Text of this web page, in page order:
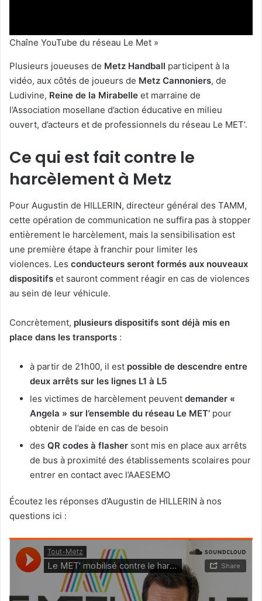
Chaîne YouTube du réseau Le Met »
Plusieurs joueuses de Metz Handball participent à la
vidéo, aux côtés de joueurs de Metz Cannoniers, de
Ludivine, Reine de la Mirabelle et marraine de
l’Association mosellane d’action éducative en milieu
ouvert, d’acteurs et de professionnels du réseau Le MET’.
Ce qui est fait contre le
harcèlement à Metz
Pour Augustin de HILLERIN, directeur général des TAMM,
cette opération de communication ne suffira pas à stopper
entièrement le harcèlement, mais la sensibilisation est
une première étape à franchir pour limiter les
violences. Les conducteurs seront formés aux nouveaux
dispositifs et sauront comment réagir en cas de violences
au sein de leur véhicule.
Concrètement, plusieurs dispositifs sont déjà mis en
place dans les transports :
à partir de 21h00, il est possible de descendre entre
deux arrêts sur les lignes L1 à L5
les victimes de harcèlement peuvent demander «
Angela » sur l’ensemble du réseau Le MET’ pour
obtenir de l’aide en cas de besoin
des QR codes à flasher sont mis en place aux arrêts
de bus à proximité des établissements scolaires pour
entrer en contact avec l’AAESEMO
Écoutez les réponses d’Augustin de HILLERIN à nos
questions ici :